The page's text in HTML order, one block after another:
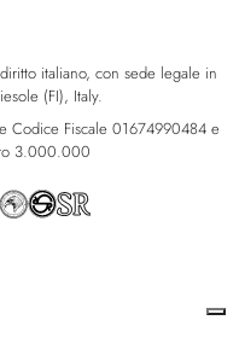
italiano, con sede legale in
(FI), Italy.
Codice Fiscale 01674990484 e
3.000.000